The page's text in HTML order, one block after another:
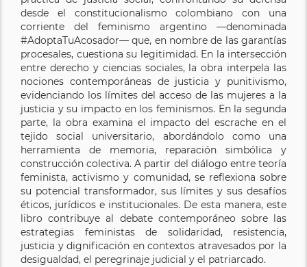
desde el constitucionalismo colombiano con una
corriente del feminismo argentino —denominada
#AdoptaTuAcosador— que, en nombre de las garantías
procesales, cuestiona su legitimidad. En la intersección
entre derecho y ciencias sociales, la obra interpela las
nociones contemporáneas de justicia y punitivismo,
evidenciando los límites del acceso de las mujeres a la
justicia y su impacto en los feminismos. En la segunda
parte, la obra examina el impacto del escrache en el
tejido social universitario, abordándolo como una
herramienta de memoria, reparación simbólica y
construcción colectiva. A partir del diálogo entre teoría
feminista, activismo y comunidad, se reflexiona sobre
su potencial transformador, sus límites y sus desafíos
éticos, jurídicos e institucionales. De esta manera, este
libro contribuye al debate contemporáneo sobre las
estrategias feministas de solidaridad, resistencia,
justicia y dignificación en contextos atravesados por la
desigualdad, el peregrinaje judicial y el patriarcado.